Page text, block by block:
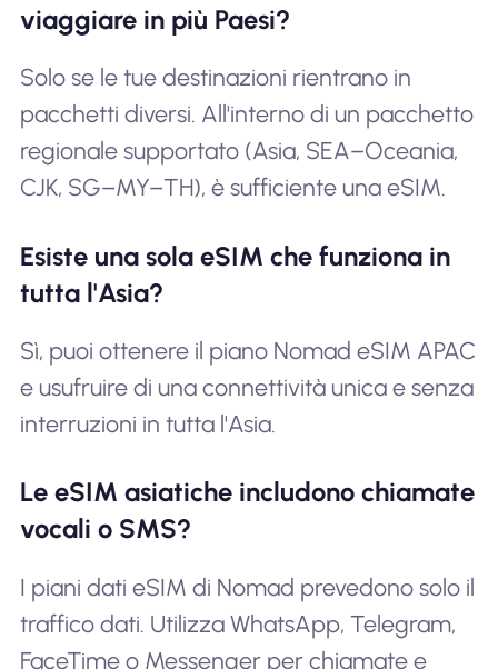
viaggiare in più Paesi?
Solo se le tue destinazioni rientrano in
pacchetti diversi. All'interno di un pacchetto
regionale supportato (Asia, SEA–Oceania,
CJK, SG–MY–TH), è sufficiente una eSIM.
Esiste una sola eSIM che funziona in
tutta l'Asia?
Sì, puoi ottenere il piano Nomad eSIM APAC
e usufruire di una connettività unica e senza
interruzioni in tutta l'Asia.
Le eSIM asiatiche includono chiamate
vocali o SMS?
I piani dati eSIM di Nomad prevedono solo il
traffico dati. Utilizza WhatsApp, Telegram,
FaceTime o Messenger per chiamate e